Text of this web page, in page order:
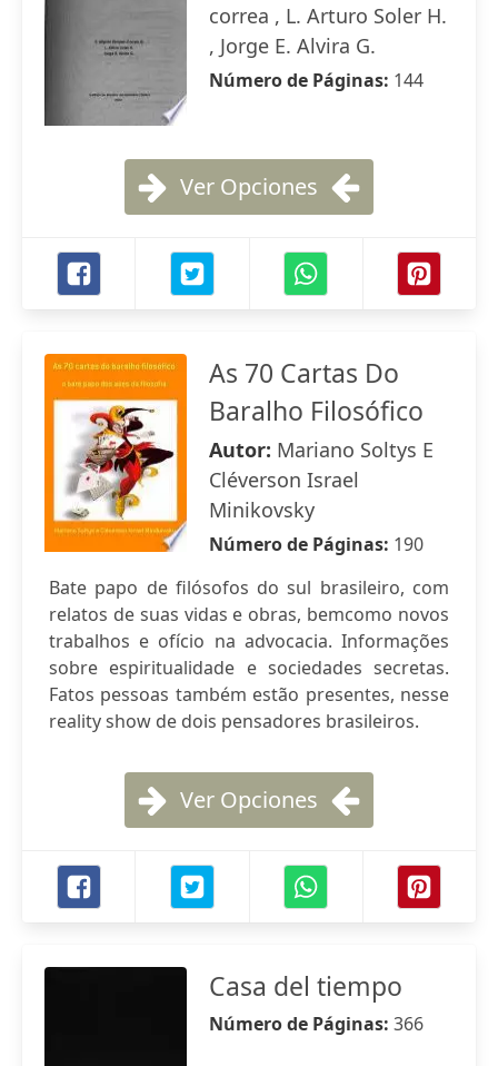
correa , L. Arturo Soler H.
, Jorge E. Alvira G.
Número de Páginas: 144
Ver Opciones
As 70 Cartas Do
Baralho Filosófico
Autor: Mariano Soltys E
Cléverson Israel
Minikovsky
Número de Páginas: 190
Bate papo de filósofos do sul brasileiro, com
relatos de suas vidas e obras, bemcomo novos
trabalhos e ofício na advocacia. Informações
sobre espiritualidade e sociedades secretas.
Fatos pessoas também estão presentes, nesse
reality show de dois pensadores brasileiros.
Ver Opciones
Casa del tiempo
Número de Páginas: 366